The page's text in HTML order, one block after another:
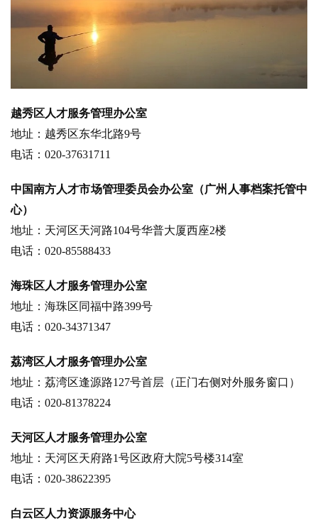
越秀区人才服务管理办公室
地址：越秀区东华北路9号
电话：020-37631711
中国南方人才市场管理委员会办公室（广州人事档案托管中
心）
地址：天河区天河路104号华普大厦西座2楼
电话：020-85588433
海珠区人才服务管理办公室
地址：海珠区同福中路399号
电话：020-34371347
荔湾区人才服务管理办公室
地址：荔湾区逢源路127号首层（正门右侧对外服务窗口）
电话：020-81378224
天河区人才服务管理办公室
地址：天河区天府路1号区政府大院5号楼314室
电话：020-38622395
白云区人力资源服务中心